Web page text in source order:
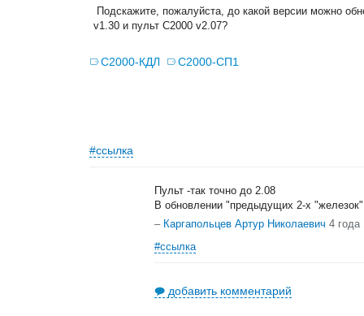
Подскажите, пожалуйста, до какой версии можно
v1.30 и пульт С2000 v2.07?
С2000-КДЛ С2000-СП1
#ссылка
Пульт -так точно до 2.08
В обновлении "предыдущих 2-х
– Каргапольцев Артур Николаевич 4 года
#ссылка
добавить комментарий